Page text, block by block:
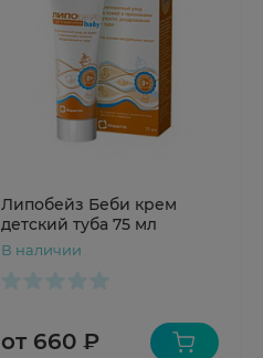
Липобейз Беби крем
детский туба 75 мл
В наличии
от 660 ₽